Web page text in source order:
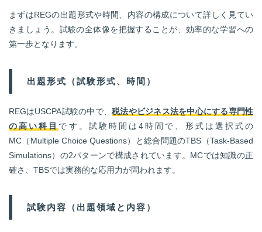
まずはREGの出題形式や時間、内容の構成について詳しく見てい
きましょう。試験の全体像を把握することが、効率的な学習への
第一歩となります。
出題形式（試験形式、時間）
REGはUSCPA試験の中で、税法やビジネス法を中心にする専門性
の高い科目です。試験時間は4時間で、形式は選択式の
MC（Multiple Choice Questions）と総合問題のTBS（Task-Based
Simulations）の2パターンで構成されています。MCでは知識の正
確さ、TBSでは実務的な応用力が問われます。
試験内容（出題領域と内容）